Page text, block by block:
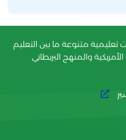
متنوعة ما بين التعليم
والمنهج البريطاني